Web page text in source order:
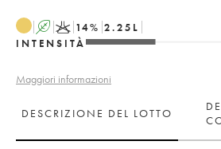
A K 14% 2.25 L
INTENSITÀ
Maggiori informazioni
DESCRIZIONE DEL LOTTO